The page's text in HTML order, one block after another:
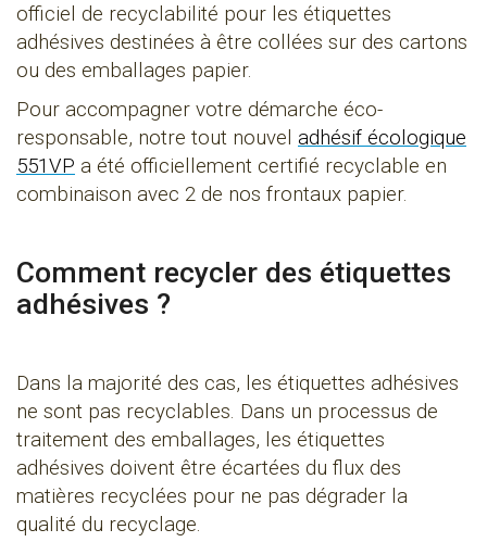
officiel de recyclabilité pour les étiquettes
adhésives destinées à être collées sur des cartons
ou des emballages papier.
Pour accompagner votre démarche éco-
responsable, notre tout nouvel adhésif écologique
551VP a été officiellement certifié recyclable en
combinaison avec 2 de nos frontaux papier.
Comment recycler des étiquettes
adhésives ?
Dans la majorité des cas, les étiquettes adhésives
ne sont pas recyclables. Dans un processus de
traitement des emballages, les étiquettes
adhésives doivent être écartées du flux des
matières recyclées pour ne pas dégrader la
qualité du recyclage.